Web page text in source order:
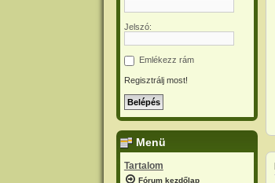
Jelszó:
Emlékezz rám
Regisztrálj most!
Menü
Tartalom
Fórum kezdőlap